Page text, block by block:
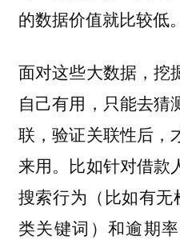
的数据价值就比较低。
面对这些大数据，挖
自己有用，只能去猜
联，验证关联性后，
来用。比如针对借款
搜索行为（比如有无
类关键词）和逾期